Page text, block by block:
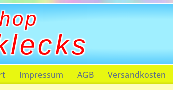
Impressum AGB Versandkosten